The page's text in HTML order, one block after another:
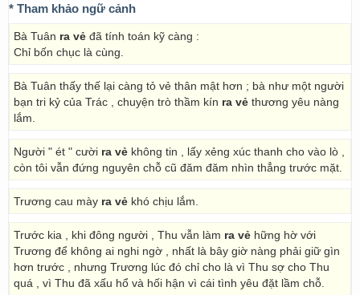
* Tham khảo ngữ cảnh
Bà Tuân ra vẻ đã tính toán kỹ càng :
Chỉ bốn chục là cùng.
Bà Tuân thấy thế lại càng tỏ vẻ thân mật hơn ; bà như một người
bạn tri kỷ của Trác , chuyện trò thầm kín ra vẻ thương yêu nàng
lắm.
Người " ét " cười ra vẻ không tin , lấy xẻng xúc thanh cho vào lò ,
còn tôi vẫn đứng nguyên chỗ cũ đăm đăm nhìn thẳng trước mặt.
Trương cau mày ra vẻ khó chịu lắm.
Trước kia , khi đông người , Thu vẫn làm ra vẻ hững hờ với
Trương để không ai nghi ngờ , nhất là bây giờ nàng phải giữ gìn
hơn trước , nhưng Trương lúc đó chỉ cho là vì Thu sợ cho Thu
quá , vì Thu đã xấu hổ và hối hận vì cái tình yêu đặt lầm chỗ.